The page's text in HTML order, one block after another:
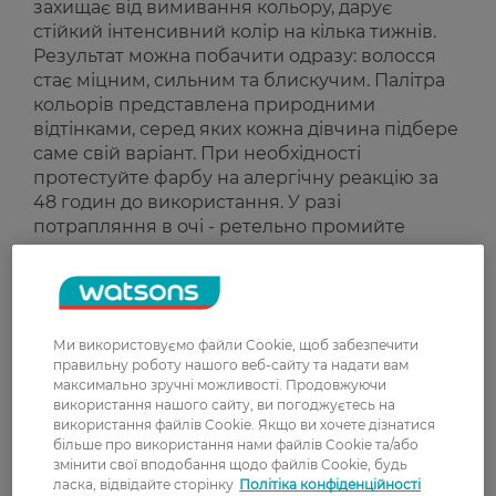
захищає від вимивання кольору, дарує
стійкий інтенсивний колір на кілька тижнів.
Результат можна побачити одразу: волосся
стає міцним, сильним та блискучим. Палітра
кольорів представлена ​​природними
відтінками, серед яких кожна дівчина підбере
саме свій варіант. При необхідності
протестуйте фарбу на алергічну реакцію за
48 годин до використання. У разі
потрапляння в очі - ретельно промийте
водою.
0
З 0 відгуків
0 відгуків
Ми використовуємо файли Cookie, щоб забезпечити
правильну роботу нашого веб-сайту та надати вам
максимально зручні можливості. Продовжуючи
використання нашого сайту, ви погоджуєтесь на
використання файлів Cookie. Якщо ви хочете дізнатися
більше про використання нами файлів Cookie та/або
змінити свої вподобання щодо файлів Cookie, будь
ласка, відвідайте сторінку Політіка конфіденційності